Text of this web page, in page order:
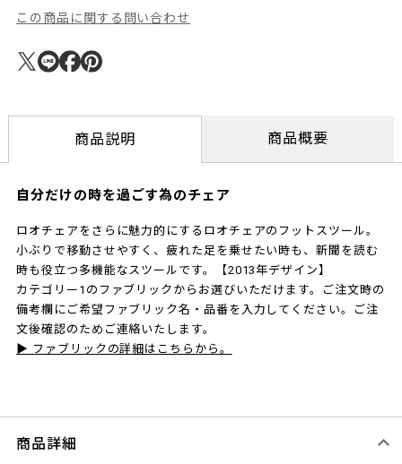
この商品に関する問い合わせ
商品説明 商品概要
自分だけの時を過ごす為のチェア
ロオチェアをさらに魅力的にするロオチェアのフットスツール。
小ぶりで移動させやすく、疲れた足を乗せたい時も、新聞を読む
時も役立つ多機能なスツールです。【2013年デザイン】
カテゴリー1のファブリックからお選びいただけます。ご注文時の
備考欄にご希望ファブリック名・品番を入力してください。ご注
文後確認のためご連絡いたします。
▶ ファブリックの詳細はこちらから。
商品詳細